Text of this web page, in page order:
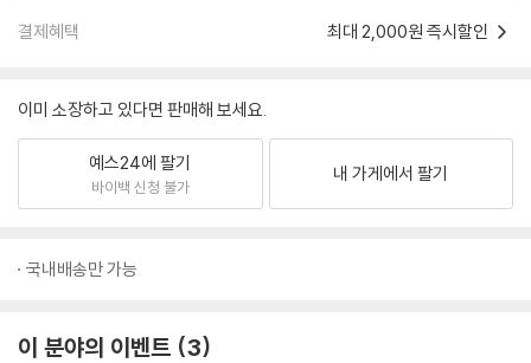
결제혜택 최대 2,000원 즉시할인
이미 소장하고 있다면 판매해 보세요.
예스24에 팔기
바이백 신청 불가
내 가게에서 팔기
국내배송만 가능
이 분야의 이벤트 3